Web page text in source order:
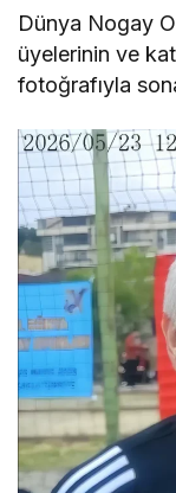
Dünya Nogay
üyelerinin ve
fotoğrafıyla